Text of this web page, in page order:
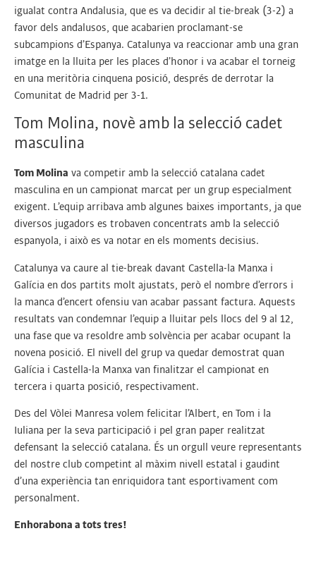
igualat contra Andalusia, que es va decidir al tie-break (3-2) a
favor dels andalusos, que acabarien proclamant-se
subcampions d’Espanya. Catalunya va reaccionar amb una gran
imatge en la lluita per les places d’honor i va acabar el torneig
en una meritòria cinquena posició, després de derrotar la
Comunitat de Madrid per 3-1.
Tom Molina, novè amb la selecció cadet
masculina
Tom Molina va competir amb la selecció catalana cadet
masculina en un campionat marcat per un grup especialment
exigent. L’equip arribava amb algunes baixes importants, ja que
diversos jugadors es trobaven concentrats amb la selecció
espanyola, i això es va notar en els moments decisius.
Catalunya va caure al tie-break davant Castella-la Manxa i
Galícia en dos partits molt ajustats, però el nombre d’errors i
la manca d’encert ofensiu van acabar passant factura. Aquests
resultats van condemnar l’equip a lluitar pels llocs del 9 al 12,
una fase que va resoldre amb solvència per acabar ocupant la
novena posició. El nivell del grup va quedar demostrat quan
Galícia i Castella-la Manxa van finalitzar el campionat en
tercera i quarta posició, respectivament.
Des del Vòlei Manresa volem felicitar l’Albert, en Tom i la
Iuliana per la seva participació i pel gran paper realitzat
defensant la selecció catalana. És un orgull veure representants
del nostre club competint al màxim nivell estatal i gaudint
d’una experiència tan enriquidora tant esportivament com
personalment.
Enhorabona a tots tres!